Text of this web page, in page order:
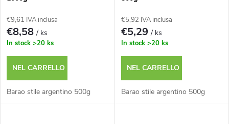
e
n
t
o
o
d
e
i
p
€9,61 IVA inclusa
€8,58/ ks
In stock >20 ks
NEL CARRELLO
Barao stile argentino 500g
€5,92 IVA inclusa
€5,29/ ks
In stock >20 ks
NEL CARRELLO
Barao stile argentino 500g